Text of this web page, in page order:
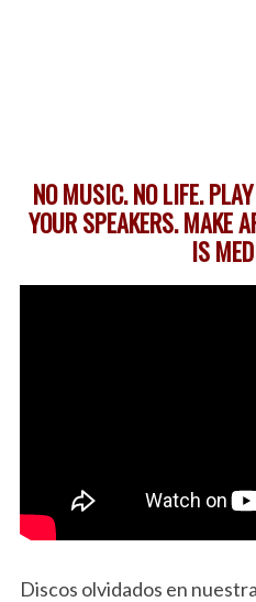
NO MUSIC. NO LIFE.
YOUR SPEAKERS. MAKE
IS
Discos olvidados en nuestra